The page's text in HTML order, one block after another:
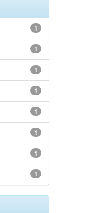
1
1
1
1
1
1
1
1